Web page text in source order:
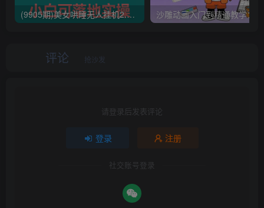
(9905期)美女哄睡无人挂机2.0，浅擦边拉爆流量不违规，日收3000+，小白可落地实操
评论 抢沙发
请登录后发表评论
登录 注册
社交账号登录